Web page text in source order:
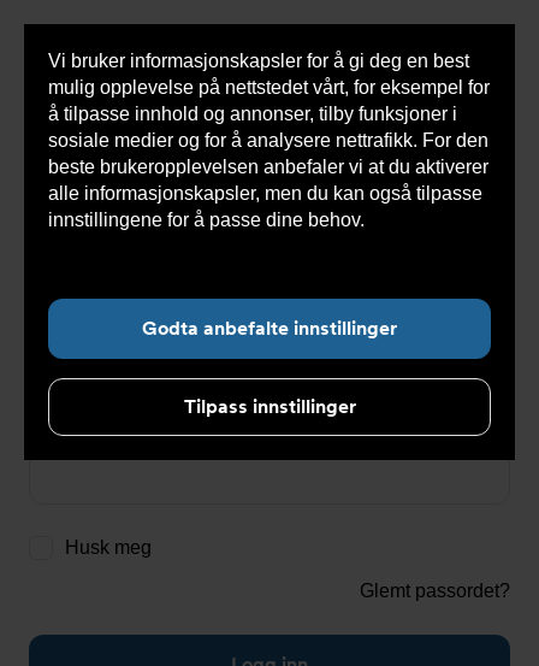
Vi bruker informasjonskapsler for å gi deg en best
mulig opplevelse på nettstedet vårt, for eksempel for
å tilpasse innhold og annonser, tilby funksjoner i
sosiale medier og for å analysere nettrafikk. For den
beste brukeropplevelsen anbefaler vi at du aktiverer
alle informasjonskapsler, men du kan også tilpasse
innstillingene for å passe dine behov.
Godta anbefalte innstillinger
Tilpass innstillinger
Du
her:
Armatec > Login
E-postadresse
Passord
Husk meg
Glemt passordet?